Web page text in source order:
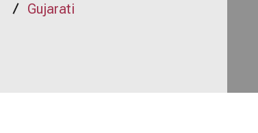
Gujarati